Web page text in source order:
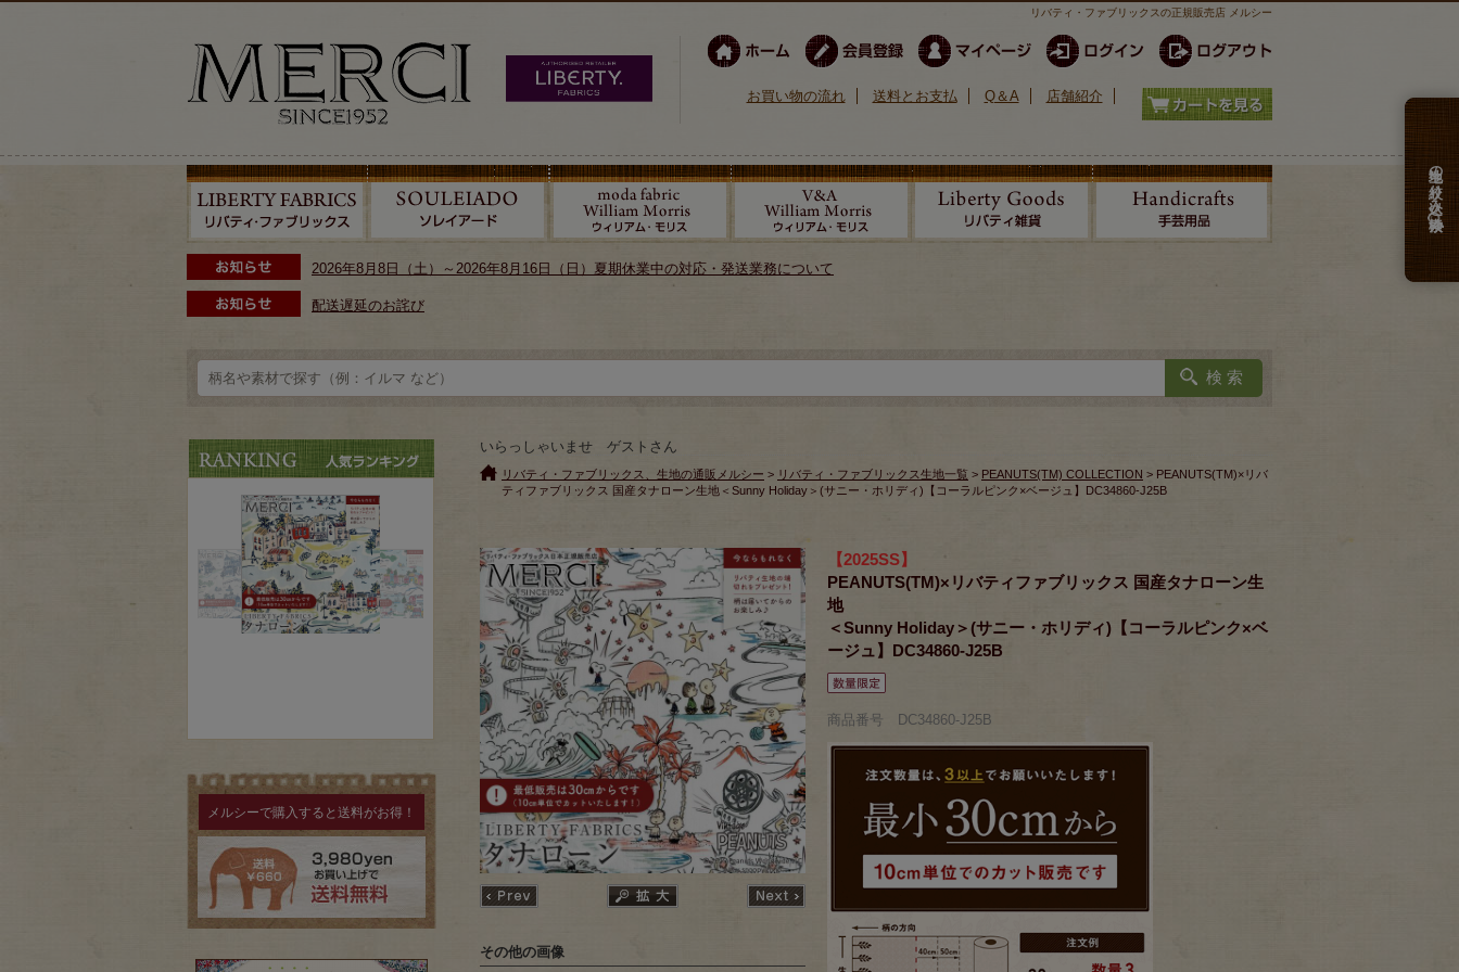
リバティ・ファブリックスの正規販売店 メルシー
お買い物の流れ 送料とお支払 Q＆A 店舗紹介
2026年8月8日（土）～2026年8月16日（日）夏期休業中の対応・発送業務について
配送遅延のお詫び
生地の絞り込み検索
メルシーで購入すると送料がお得！
いらっしゃいませ ゲストさん
リバティ・ファブリックス、生地の通販メルシー > リバティ・ファブリックス生地一覧 > PEANUTS(TM) COLLECTION > PEANUTS(TM)×リバ
ティファブリックス 国産タナローン生地＜Sunny Holiday＞(サニー・ホリディ)【コーラルピンク×ベージュ】DC34860-J25B
【2025SS】
PEANUTS(TM)×リバティファブリックス 国産タナローン生
地
＜Sunny Holiday＞(サニー・ホリディ)【コーラルピンク×ベ
ージュ】DC34860-J25B
商品番号 DC34860-J25B
その他の画像